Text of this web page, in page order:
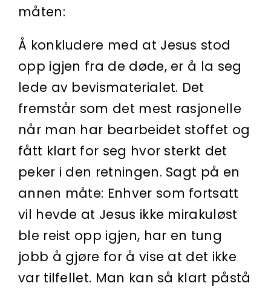
måten:
Å konkludere med at Jesus stod
opp igjen fra de døde, er å la seg
lede av bevismaterialet. Det
fremstår som det mest rasjonelle
når man har bearbeidet stoffet og
fått klart for seg hvor sterkt det
peker i den retningen. Sagt på en
annen måte: Enhver som fortsatt
vil hevde at Jesus ikke mirakuløst
ble reist opp igjen, har en tung
jobb å gjøre for å vise at det ikke
var tilfellet. Man kan så klart påstå